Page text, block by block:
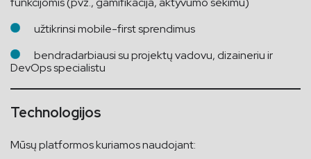
užtikrinsi mobile-first sprendimus
bendradarbiausi su projektų vadovu, dizaineriu ir
DevOps specialistu
Technologijos
Mūsų platformos kuriamos naudojant: